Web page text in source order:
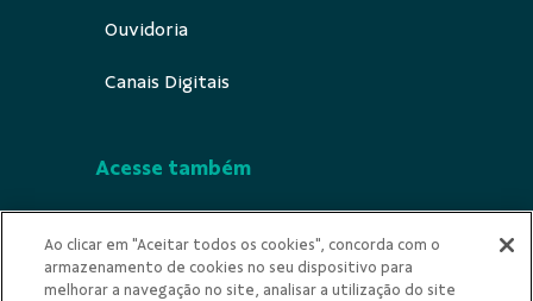
Ouvidoria
Canais Digitais
Acesse também
Indícios de Ilicitude
Ao clicar em "Aceitar todos os cookies", concorda com o
armazenamento de cookies no seu dispositivo para
melhorar a navegação no site, analisar a utilização do site